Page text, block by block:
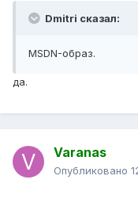
Dmitri сказал:
MSDN-образ.
да.
Varanas
Опубликовано